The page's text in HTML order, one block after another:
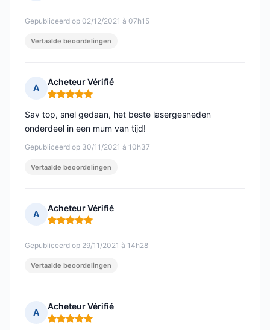
Gepubliceerd op 02/12/2021 à 07h15
Vertaalde beoordelingen
A
Acheteur Vérifié
Opmerking: 5 van 5
Gepubliceerd op 30/11/2021 à 10h37
Sav top, snel gedaan, het beste lasergesneden
onderdeel in een mum van tijd!
Vertaalde beoordelingen
A
Acheteur Vérifié
Opmerking: 5 van 5
Gepubliceerd op 29/11/2021 à 14h28
Vertaalde beoordelingen
A
Acheteur Vérifié
Opmerking: 5 van 5